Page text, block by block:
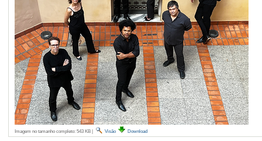
Imagem no tamanho completo: 543 KB| Visão Download